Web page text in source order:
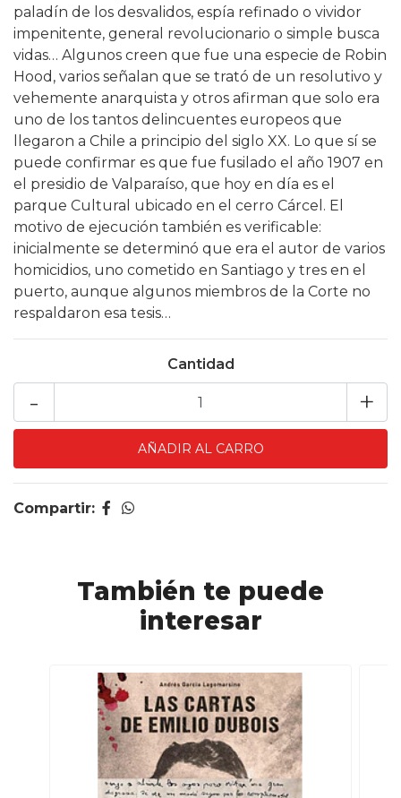
paladín de los desvalidos, espía refinado o vividor
impenitente, general revolucionario o simple busca
vidas… Algunos creen que fue una especie de Robin
Hood, varios señalan que se trató de un resolutivo y
vehemente anarquista y otros afirman que solo era
uno de los tantos delincuentes europeos que
llegaron a Chile a principio del siglo XX. Lo que sí se
puede confirmar es que fue fusilado el año 1907 en
el presidio de Valparaíso, que hoy en día es el
parque Cultural ubicado en el cerro Cárcel. El
motivo de ejecución también es verificable:
inicialmente se determinó que era el autor de varios
homicidios, uno cometido en Santiago y tres en el
puerto, aunque algunos miembros de la Corte no
respaldaron esa tesis…
Cantidad
+
-
Compartir:
También te puede
interesar